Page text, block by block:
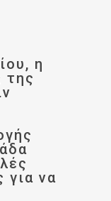
η
της
για να